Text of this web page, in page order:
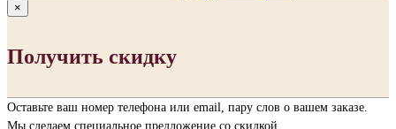
×
Получить скидку
Оставьте ваш номер телефона или email, пару слов о вашем заказе.
Мы сделаем специальное предложение со скидкой.